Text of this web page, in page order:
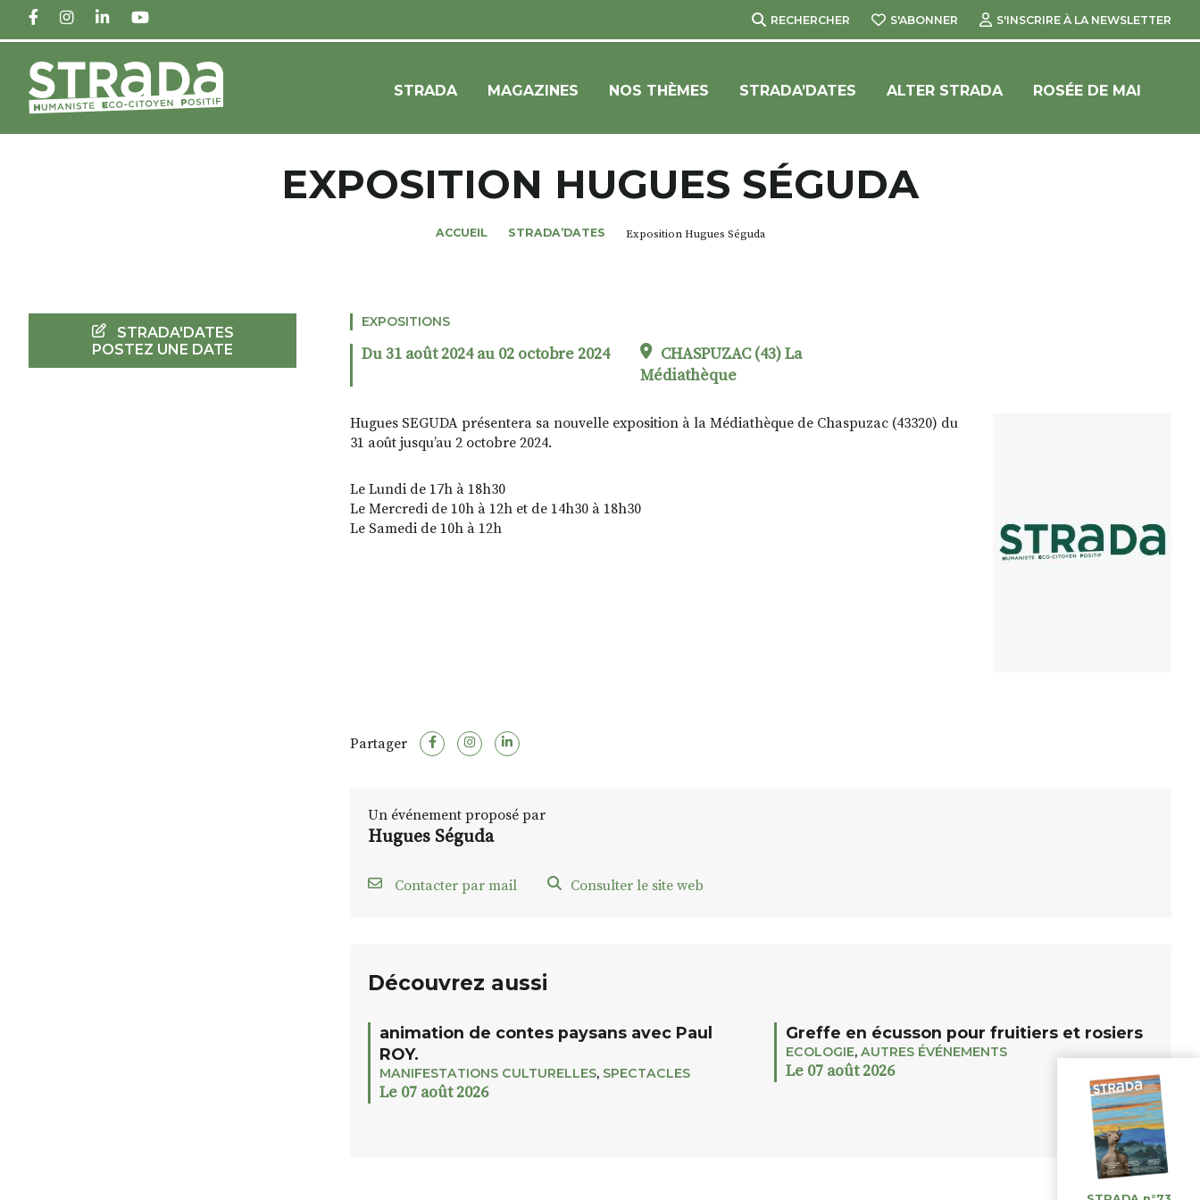
FACEBOOKINSTAGRAM
LINKEDINYOUTUBE RECHERCHER S'ABONNER S'INSCRIRE À LA NEWSLETTER
STRADA MAGAZINES NOS THÈMES STRADA’DATES ALTER STRADA ROSÉE DE MAI
EXPOSITION HUGUES SÉGUDA
ACCUEIL STRADA’DATES Exposition Hugues Séguda
EXPOSITIONS
Du 31 août 2024 au 02 octobre 2024
CHASPUZAC (43) La
Médiathèque
Hugues SEGUDA présentera sa nouvelle exposition à la Médiathèque de Chaspuzac (43320) du
31 août jusqu’au 2 octobre 2024.
Le Lundi de 17h à 18h30
Le Mercredi de 10h à 12h et de 14h30 à 18h30
Le Samedi de 10h à 12h
Partager
Un événement proposé par
Hugues Séguda
Contacter par mail Consulter le site web
Découvrez aussi
animation de contes paysans avec Paul
ROY.
MANIFESTATIONS CULTURELLES, SPECTACLES
Le 07 août 2026
Greffe en écusson pour fruitiers et rosiers
ECOLOGIE, AUTRES ÉVÉNEMENTS
Le 07 août 2026
STRADA'DATES
POSTEZ UNE DATE